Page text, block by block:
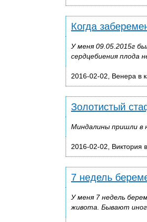
Когда
У меня 09.05.2015г
сердцебиения плода
2016-02-02, Венера в
Золотистый
Миндалины пришли в
2016-02-02, Виктория
7 недель
У меня 7 недель
живота. Бывают